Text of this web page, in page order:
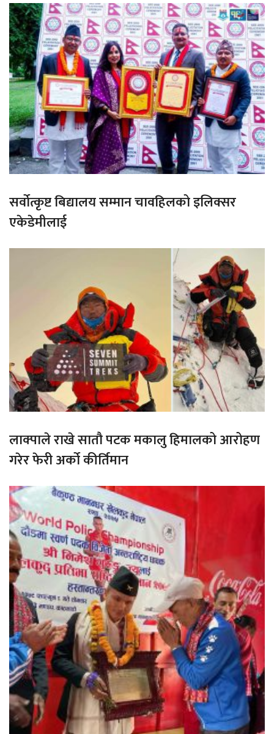
सर्वोत्कृष्ट बिद्यालय सम्मान चावहिलको इलिक्सर
एकेडेमीलाई
लाक्पाले राखे सातौ पटक मकालु हिमालको आरोहण
गरेर फेरी अर्को कीर्तिमान